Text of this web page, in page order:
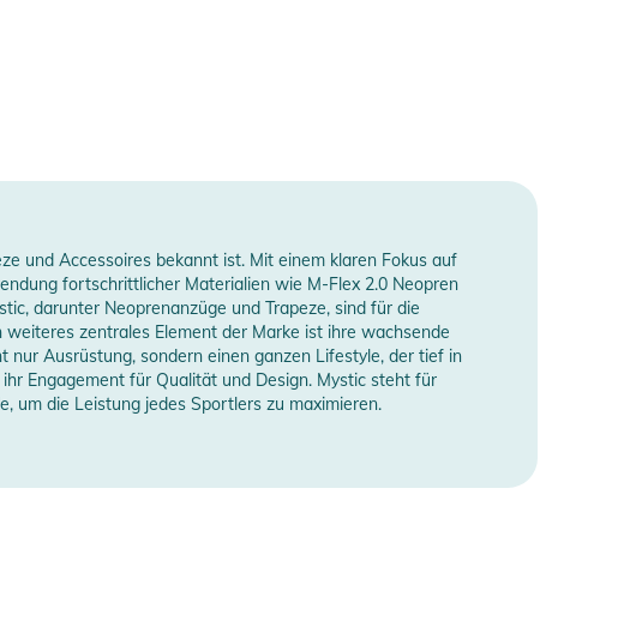
und Accessoires bekannt ist. Mit einem klaren Fokus auf
fortschrittlicher Materialien wie M-Flex 2.0 Neopren
darunter Neoprenanzüge und Trapeze, sind für die
zentrales Element der Marke ist ihre wachsende
Ausrüstung, sondern einen ganzen Lifestyle, der tief in
Engagement für Qualität und Design. Mystic steht für
um die Leistung jedes Sportlers zu maximieren.